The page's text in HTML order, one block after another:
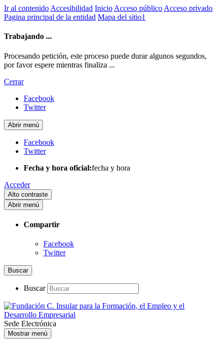
Ir al contenido Accesibilidad Inicio Acceso público Acceso privado
Pagina principal de la entidad Mapa del sitio1
Trabajando ...
Procesando petición, este proceso puede durar algunos segundos,
por favor espere mientras finaliza ...
Cerrar
Facebook
Twitter
Abrir menú
Facebook
Twitter
Fecha y hora oficial:fecha y hora
Acceder
Alto contraste
Abrir menú
Compartir
Facebook
Twitter
Buscar
Buscar
Sede Electrónica
Mostrar menú